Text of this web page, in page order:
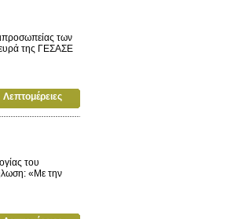
των
της ΓΕΣΑΣΕ
Λεπτομέρειες
του
«Με την